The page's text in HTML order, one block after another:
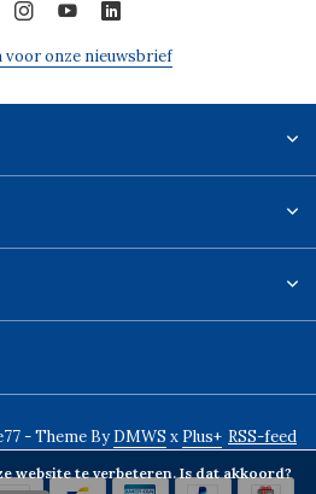
voor onze nieuwsbrief
- Theme ByDMWS x Plus+ RSS-feed
website te verbeteren. Is dat akkoord?